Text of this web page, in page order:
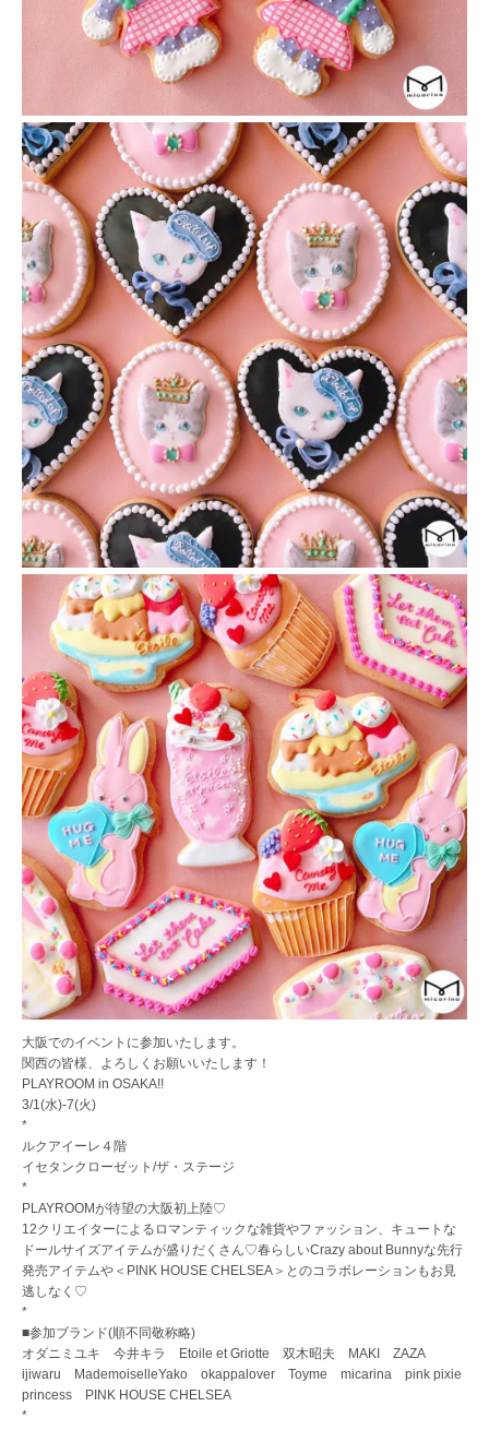
大阪でのイベントに参加いたします。
関西の皆様、よろしくお願いいたします！
PLAYROOM in OSAKA!!
3/1(水)-7(火)
*
ルクアイーレ４階
イセタンクローゼット/ザ・ステージ
*
PLAYROOMが待望の大阪初上陸♡
12クリエイターによるロマンティックな雑貨やファッション、キュートな
ドールサイズアイテムが盛りだくさん♡春らしいCrazy about Bunnyな先行
発売アイテムや＜PINK HOUSE CHELSEA＞とのコラボレーションもお見
逃しなく♡
*
■参加ブランド(順不同敬称略)
オダニミユキ 今井キラ Etoile et Griotte 双木昭夫 MAKI ZAZA
ijiwaru MademoiselleYako okappalover Toyme micarina pink pixie
princess PINK HOUSE CHELSEA
*